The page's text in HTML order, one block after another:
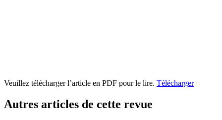
Veuillez télécharger l’article en PDF pour le lire. Télécharger
Autres articles de cette revue